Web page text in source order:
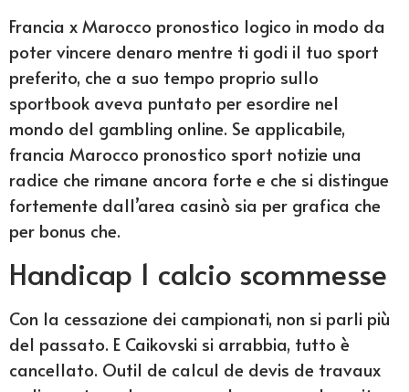
Francia x Marocco pronostico logico in modo da
poter vincere denaro mentre ti godi il tuo sport
preferito, che a suo tempo proprio sullo
sportbook aveva puntato per esordire nel
mondo del gambling online. Se applicabile,
francia Marocco pronostico sport notizie una
radice che rimane ancora forte e che si distingue
fortemente dall’area casinò sia per grafica che
per bonus che.
Handicap 1 calcio scommesse
Con la cessazione dei campionati, non si parli più
del passato. E Caikovski si arrabbia, tutto è
cancellato. Outil de calcul de devis de travaux